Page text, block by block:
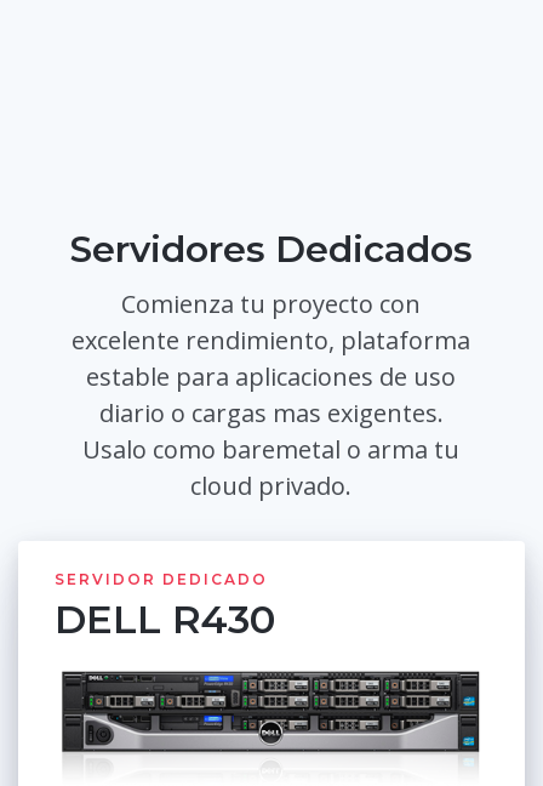
Servidores Dedicados
Comienza tu proyecto con
excelente rendimiento, plataforma
estable para aplicaciones de uso
diario o cargas mas exigentes.
Usalo como baremetal o arma tu
cloud privado.
SERVIDOR DEDICADO
DELL R430